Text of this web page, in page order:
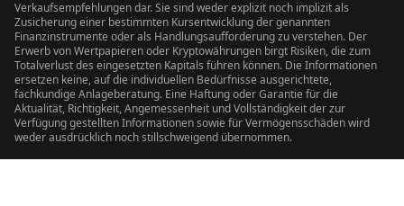
Verkaufsempfehlungen dar. Sie sind weder explizit noch implizit als
Zusicherung einer bestimmten Kursentwicklung der genannten
Finanzinstrumente oder als Handlungsaufforderung zu verstehen. Der
Erwerb von Wertpapieren oder Kryptowährungen birgt Risiken, die zum
Totalverlust des eingesetzten Kapitals führen können. Die Informationen
ersetzen keine, auf die individuellen Bedürfnisse ausgerichtete,
fachkundige Anlageberatung. Eine Haftung oder Garantie für die
Aktualität, Richtigkeit, Angemessenheit und Vollständigkeit der zur
Verfügung gestellten Informationen sowie für Vermögensschäden wird
weder ausdrücklich noch stillschweigend übernommen.